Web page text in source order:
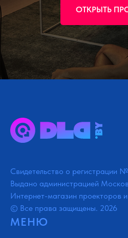
ОТКРЫТЬ
Свидетельство о регистрации
Выдано администрацией
Интернет-магазин проекторов
© Все права защищены. 2026
МЕНЮ